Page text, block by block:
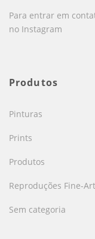
Para entrar em
no Instagram
Produtos
Pinturas
Prints
Produtos
Reproduções Fine-Art
Sem categoria